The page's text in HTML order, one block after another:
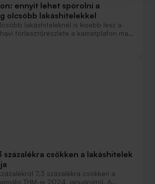
ennyit lehet spórolni a
olcsóbb lakáshitelekkel
lakáshiteleknél is kisebb lesz a
törlesztőrészlete a kamatplafon ma
januári csökkentésének
a havi törlesztés, mint a kamatplafon
százalékra csökken a lakáshitelek
7,3 százalékra csökken a
THM-je 2024. januárjától. A